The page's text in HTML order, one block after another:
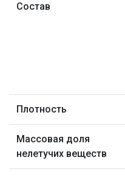
Состав
Плотность
Массовая доля
нелетучих веществ